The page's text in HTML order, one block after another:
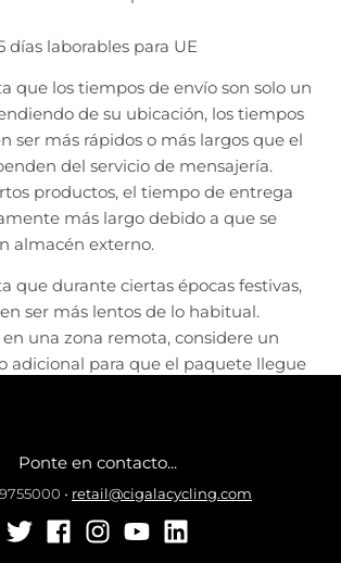
días laborables para UE
que los tiempos de envío son solo un
de su ubicación, los tiempos
ser más rápidos o más largos que el
del servicio de mensajería.
productos, el tiempo de entrega
más largo debido a que se
almacén externo.
que durante ciertas épocas festivas,
ser más lentos de lo habitual.
en una zona remota, considere un
adicional para que el paquete llegue
Ponte en contacto...
• retail@cigalacycling.com